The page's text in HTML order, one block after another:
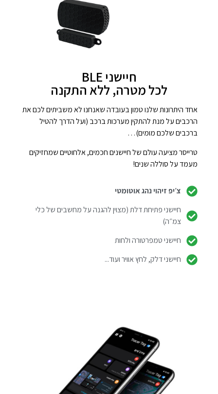
חיישני BLE
לכל מטרה, ללא התקנה
אחד היתרונות שלנו טמון בעובדה שאנחנו לא משביתים לכם את
הרכבים על מנת להתקין מערכות ברכב (ועל הדרך להטיל
ברכבים שלכם מומים)…
טרייסר מציעה עולם של חיישנים חכמים, אלחוטיים שמחזיקים
מעמד על סוללה שנים!
צ׳יפ זיהוי נהג אוטומטי
חיישני פתיחת דלת (מצוין להגנה על מחשבים של כלי
צמ״ה)
חיישני טמפרטורה ולחות
חיישני דלק, לחץ אוויר ועוד...